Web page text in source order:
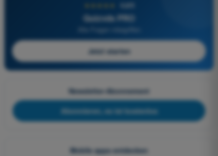
4,6/5
Quizvds PRO
Alle Fragen inbegriffen
Jetzt starten
Newsletter-Abonnement
Abonnieren, es ist kostenlos
Mobile apps entdecken